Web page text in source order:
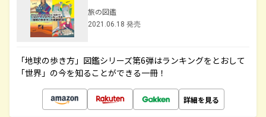
旅の図鑑
2021.06.18 発売
「地球の歩き方」図鑑シリーズ第6弾はランキングをとおして
「世界」の今を知ることができる一冊！
詳細を見る